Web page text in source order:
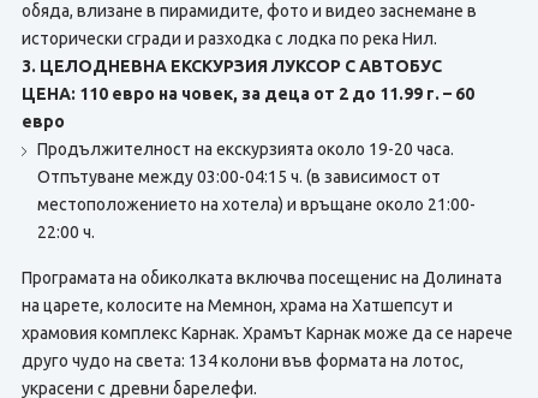
обяда, влизане в пирамидите, фото и видео заснемане в
исторически сгради и разходка с лодка по река Нил.
3. ЦЕЛОДНЕВНА ЕКСКУРЗИЯ ЛУКСОР С АВТОБУС
ЦЕНА: 110 евро на човек, за деца от 2 до 11.99 г. – 60
евро
Продължителност на екскурзията около 19-20 часа.
Отпътуване между 03:00-04:15 ч. (в зависимост от
местоположението на хотела) и връщане около 21:00-
22:00 ч.
Програмата на обиколката включва посещенис на Долината
на царете, колосите на Мемнон, храма на Хатшепсут и
храмовия комплекс Карнак. Храмът Карнак може да се нарече
друго чудо на света: 134 колони във формата на лотос,
украсени с древни барелефи.